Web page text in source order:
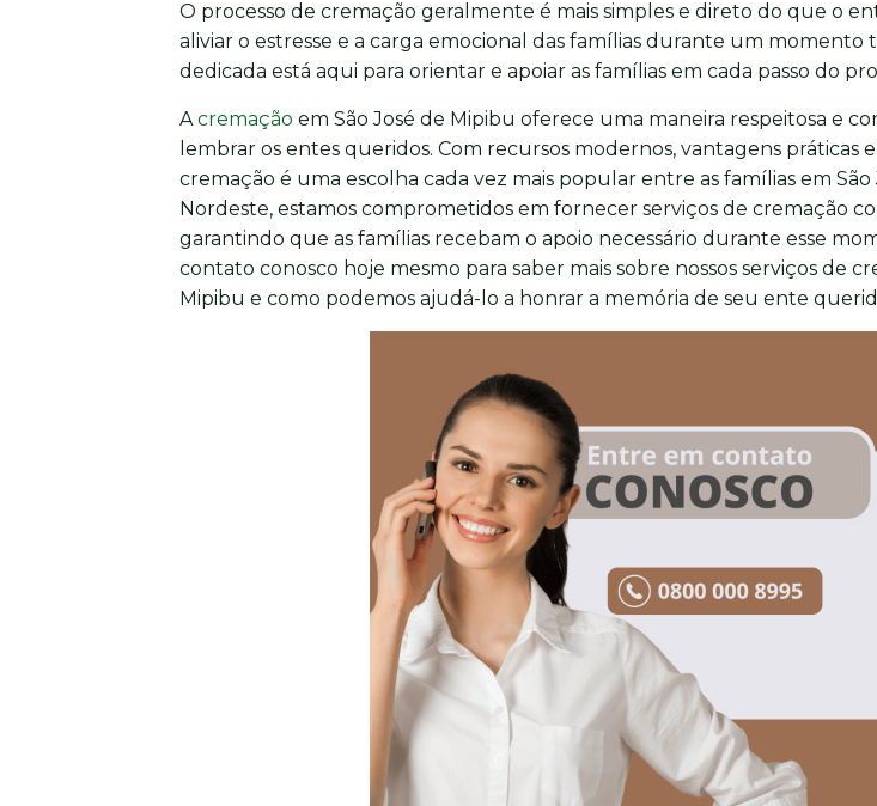
O processo de cremação geralmente é mais simples e direto do que o
aliviar o estresse e a carga emocional das famílias durante um momento
dedicada está aqui para orientar e apoiar as famílias em cada passo do
Acremação em São José de Mipibu oferece uma maneira respeitosa e
lembrar os entes queridos. Com recursos modernos, vantagens práticas
cremação é uma escolha cada vez mais popular entre as famílias em
Nordeste, estamos comprometidos em fornecer serviços de cremação
garantindo que as famílias recebam o apoio necessário durante esse
contato conosco hoje mesmo para saber mais sobre nossos serviços de
Mipibu e como podemos ajudá-lo a honrar a memória de seu ente